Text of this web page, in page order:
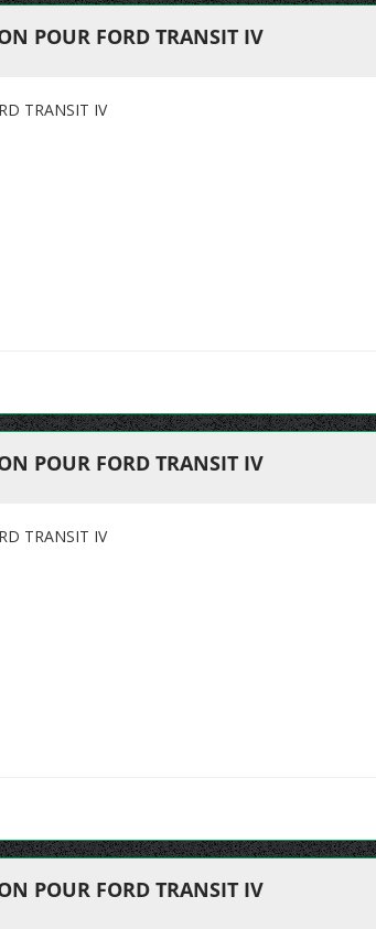
POUR FORD TRANSIT IV
TRANSIT IV
POUR FORD TRANSIT IV
TRANSIT IV
POUR FORD TRANSIT IV